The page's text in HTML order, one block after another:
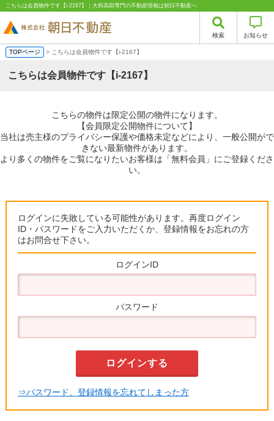
こちらは会員物件です【i-2167】｜大和高田専門の不動産情報は朝日不動産へ
検索 お知らせ
TOPページ > こちらは会員物件です【i-2167】
こちらは会員物件です【i-2167】
こちらの物件は限定公開の物件になります。
【会員限定公開物件について】
当社は売主様のプライバシー保護や価格未定などにより、一般公開がで
きない最新物件があります。
より多くの物件をご覧になりたいお客様は「無料会員」にご登録くださ
い。
ログインに失敗している可能性があります。再度ログイン
ID・パスワードをご入力いただくか、登録情報をお忘れの方
はお問合せ下さい。
ログインID
パスワード
⇒パスワード、登録情報を忘れてしまった方